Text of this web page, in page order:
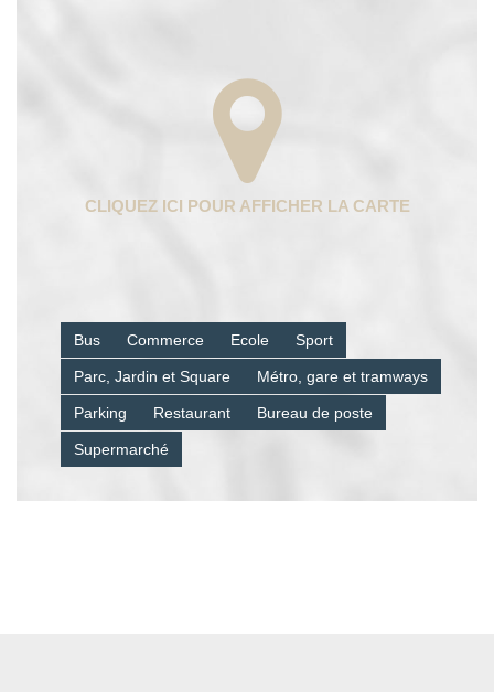
Bus Commerce Ecole Sport
Parc, Jardin et Square Métro, gare et tramways
Parking Restaurant Bureau de poste
Supermarché